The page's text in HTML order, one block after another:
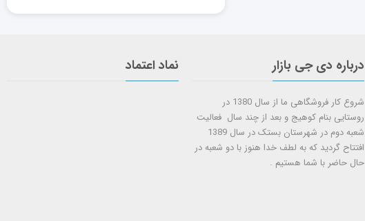
درباره دی جی بازار
شروع کار فروشگاهی ما از سال 1380 در
روستایی بنام کوهیج و بعد از چند سال فعالیت
شعبه دوم در شهرستان بستک در سال 1389
افتتاح گردید که به لطف خدا هنوز با دو شعبه در
حال حاضر با شما هستيم .
نماد اعتماد